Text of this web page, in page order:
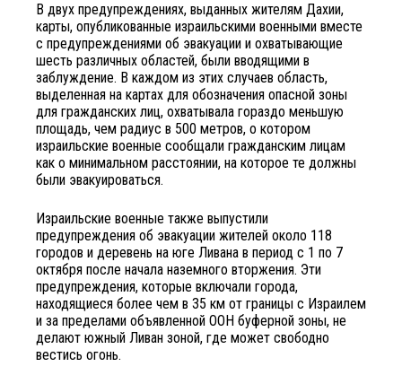
В двух предупреждениях, выданных жителям Дахии,
карты, опубликованные израильскими военными вместе
с предупреждениями об эвакуации и охватывающие
шесть различных областей, были вводящими в
заблуждение. В каждом из этих случаев область,
выделенная на картах для обозначения опасной зоны
для гражданских лиц, охватывала гораздо меньшую
площадь, чем радиус в 500 метров, о котором
израильские военные сообщали гражданским лицам
как о минимальном расстоянии, на которое те должны
были эвакуироваться.
Израильские военные также выпустили
предупреждения об эвакуации жителей около 118
городов и деревень на юге Ливана в период с 1 по 7
октября после начала наземного вторжения. Эти
предупреждения, которые включали города,
находящиеся более чем в 35 км от границы с Израилем
и за пределами объявленной ООН буферной зоны, не
делают южный Ливан зоной, где может свободно
вестись огонь.